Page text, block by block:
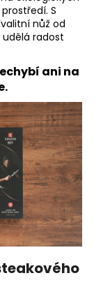
S
nůž od
radost
ani na